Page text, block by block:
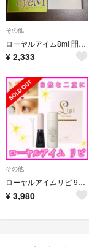
その他
ローヤルアイム8ml 開封済み
¥ 2,333
その他
ローヤルアイムリピ 9ml 正規品 新品未使用
¥ 3,980